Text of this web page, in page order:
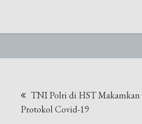
pos
TNI Polri di HST Makamkan
Protokol Covid-19